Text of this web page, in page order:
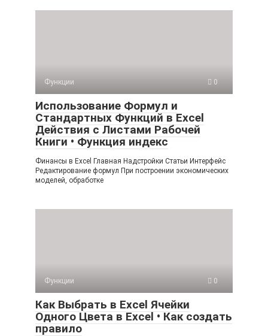
Функции 0
Использование Формул и
Стандартных Функций в Excel
Действия с Листами Рабочей
Книги • Функция индекс
Финансы в Excel Главная Надстройки Статьи Интерфейс
Редактирование формул При построении экономических
моделей, обработке
Функции 0
Как Выбрать в Excel Ячейки
Одного Цвета в Excel • Как создать
правило